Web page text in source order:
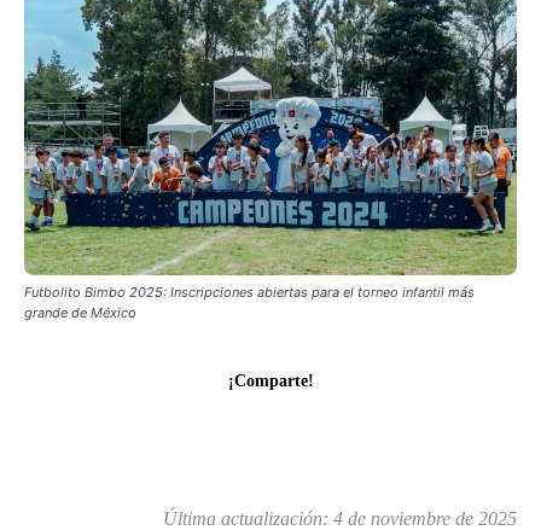
Futbolito Bimbo 2025: Inscripciones abiertas para el torneo infantil más
grande de México
¡Comparte!
Última actualización: 4 de noviembre de 2025